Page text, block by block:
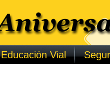
Educación Vial